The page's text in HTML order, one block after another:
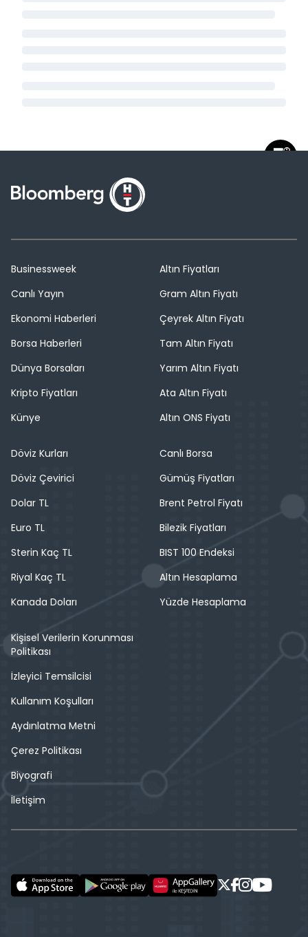
Businessweek
Canlı Yayın
Ekonomi Haberleri
Borsa Haberleri
Dünya Borsaları
Kripto Fiyatları
Künye
Altın Fiyatları
Gram Altın Fiyatı
Çeyrek Altın Fiyatı
Tam Altın Fiyatı
Yarım Altın Fiyatı
Ata Altın Fiyatı
Altın ONS Fiyatı
Döviz Kurları
Döviz Çevirici
Dolar TL
Euro TL
Sterin Kaç TL
Riyal Kaç TL
Kanada Doları
Canlı Borsa
Gümüş Fiyatları
Brent Petrol Fiyatı
Bilezik Fiyatları
BIST 100 Endeksi
Altın Hesaplama
Yüzde Hesaplama
Kişisel Verilerin Korunması
Politikası
İzleyici Temsilcisi
Kullanım Koşulları
Aydınlatma Metni
Çerez Politikası
Biyografi
İletişim